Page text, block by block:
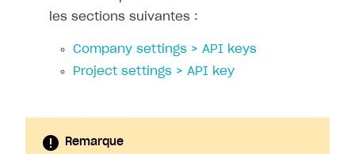
les sections suivantes :
Company settings > API keys
Project settings > API key
Remarque